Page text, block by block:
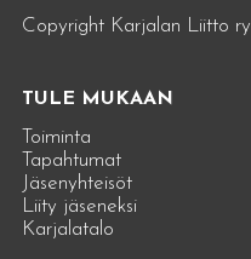
Copyright Karjalan Liitto ry
TULE MUKAAN
Toiminta
Tapahtumat
Jäsenyhteisöt
Liity jäseneksi
Karjalatalo